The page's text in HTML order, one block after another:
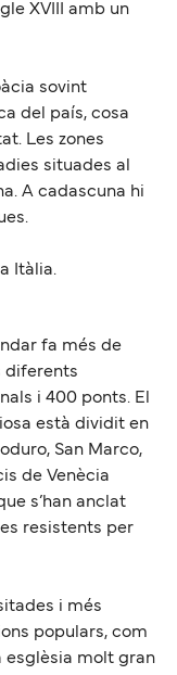
XVIII amb un
sovint
del país, cosa
Les zones
situades al
A cadascuna hi
Itàlia.
fa més de
diferents
i 400 ponts. El
està dividit en
San Marco,
de Venècia
s’han anclat
resistents per
i més
populars, com
esglèsia molt gran